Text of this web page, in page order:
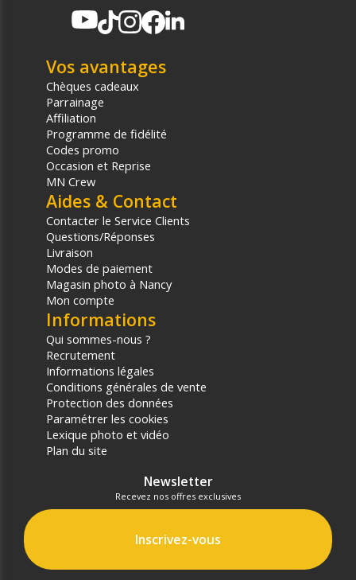
Vos avantages
Chèques cadeaux
Parrainage
Affiliation
Programme de fidélité
Codes promo
Occasion et Reprise
MN Crew
Aides & Contact
Contacter le Service Clients
Questions/Réponses
Livraison
Modes de paiement
Magasin photo à Nancy
Mon compte
Informations
Qui sommes-nous ?
Recrutement
Informations légales
Conditions générales de vente
Protection des données
Paramétrer les cookies
Lexique photo et vidéo
Plan du site
Newsletter
Recevez nos offres exclusives
Inscrivez-vous